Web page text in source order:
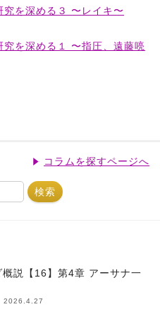
究を深める３ 〜レイキ〜
究を深める１ 〜指圧、遠藤喨
コラムを探すページへ
概説【16】第4章 アーサナ一
2026.4.27